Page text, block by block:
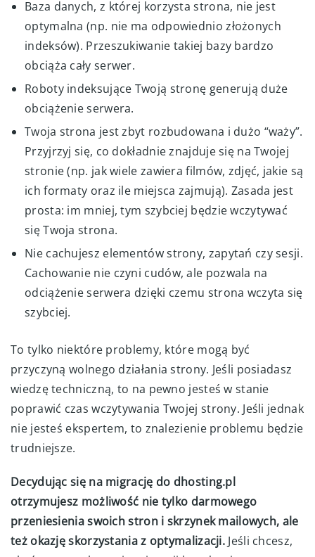
Baza danych, z której korzysta strona, nie jest
optymalna (np. nie ma odpowiednio złożonych
indeksów). Przeszukiwanie takiej bazy bardzo
obciąża cały serwer.
Roboty indeksujące Twoją stronę generują duże
obciążenie serwera.
Twoja strona jest zbyt rozbudowana i dużo “waży”.
Przyjrzyj się, co dokładnie znajduje się na Twojej
stronie (np. jak wiele zawiera filmów, zdjęć, jakie są
ich formaty oraz ile miejsca zajmują). Zasada jest
prosta: im mniej, tym szybciej będzie wczytywać
się Twoja strona.
Nie cachujesz elementów strony, zapytań czy sesji.
Cachowanie nie czyni cudów, ale pozwala na
odciążenie serwera dzięki czemu strona wczyta się
szybciej.
To tylko niektóre problemy, które mogą być
przyczyną wolnego działania strony. Jeśli posiadasz
wiedzę techniczną, to na pewno jesteś w stanie
poprawić czas wczytywania Twojej strony. Jeśli jednak
nie jesteś ekspertem, to znalezienie problemu będzie
trudniejsze.
Decydując się na migrację do dhosting.pl
otrzymujesz możliwość nie tylko darmowego
przeniesienia swoich stron i skrzynek mailowych, ale
też okazję skorzystania z optymalizacji. Jeśli chcesz,